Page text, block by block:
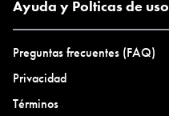
Ayuda y Polticas de uso
Preguntas frecuentes (FAQ)
Privacidad
Términos